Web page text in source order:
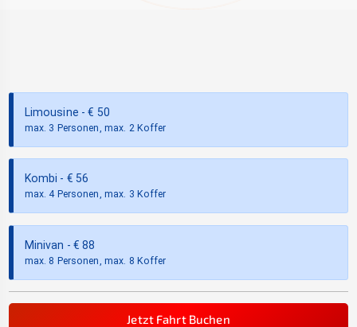
Limousine - € 50
max. 3 Personen, max. 2 Koffer
Kombi - € 56
max. 4 Personen, max. 3 Koffer
Minivan - €88
max. 8 Personen, max. 8 Koffer
Jetzt Fahrt Buchen